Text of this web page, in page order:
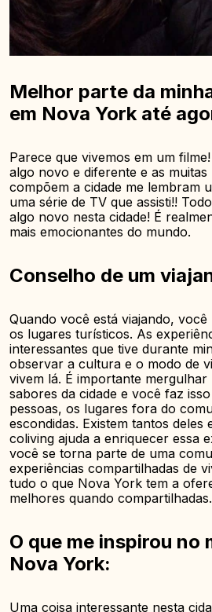
Melhor parte da
em Nova York até
Parece que vivemos em um
algo novo e diferente e as muitas
compõem a cidade me lembram
uma série de TV que assisti!!
algo novo nesta cidade! É
mais emocionantes do mundo.
Conselho de um
Quando você está viajando,
os lugares turísticos. As
interessantes que tive durante
observar a cultura e o modo de
vivem lá. É importante
sabores da cidade e você faz
pessoas, os lugares fora do
escondidas. Existem tantos deles
coliving ajuda a enriquecer essa
você se torna parte de uma
experiências compartilhadas de
tudo o que Nova York tem a
melhores quando compartilhadas.
O que me inspirou no
Nova York:
Uma coisa interessante nesta